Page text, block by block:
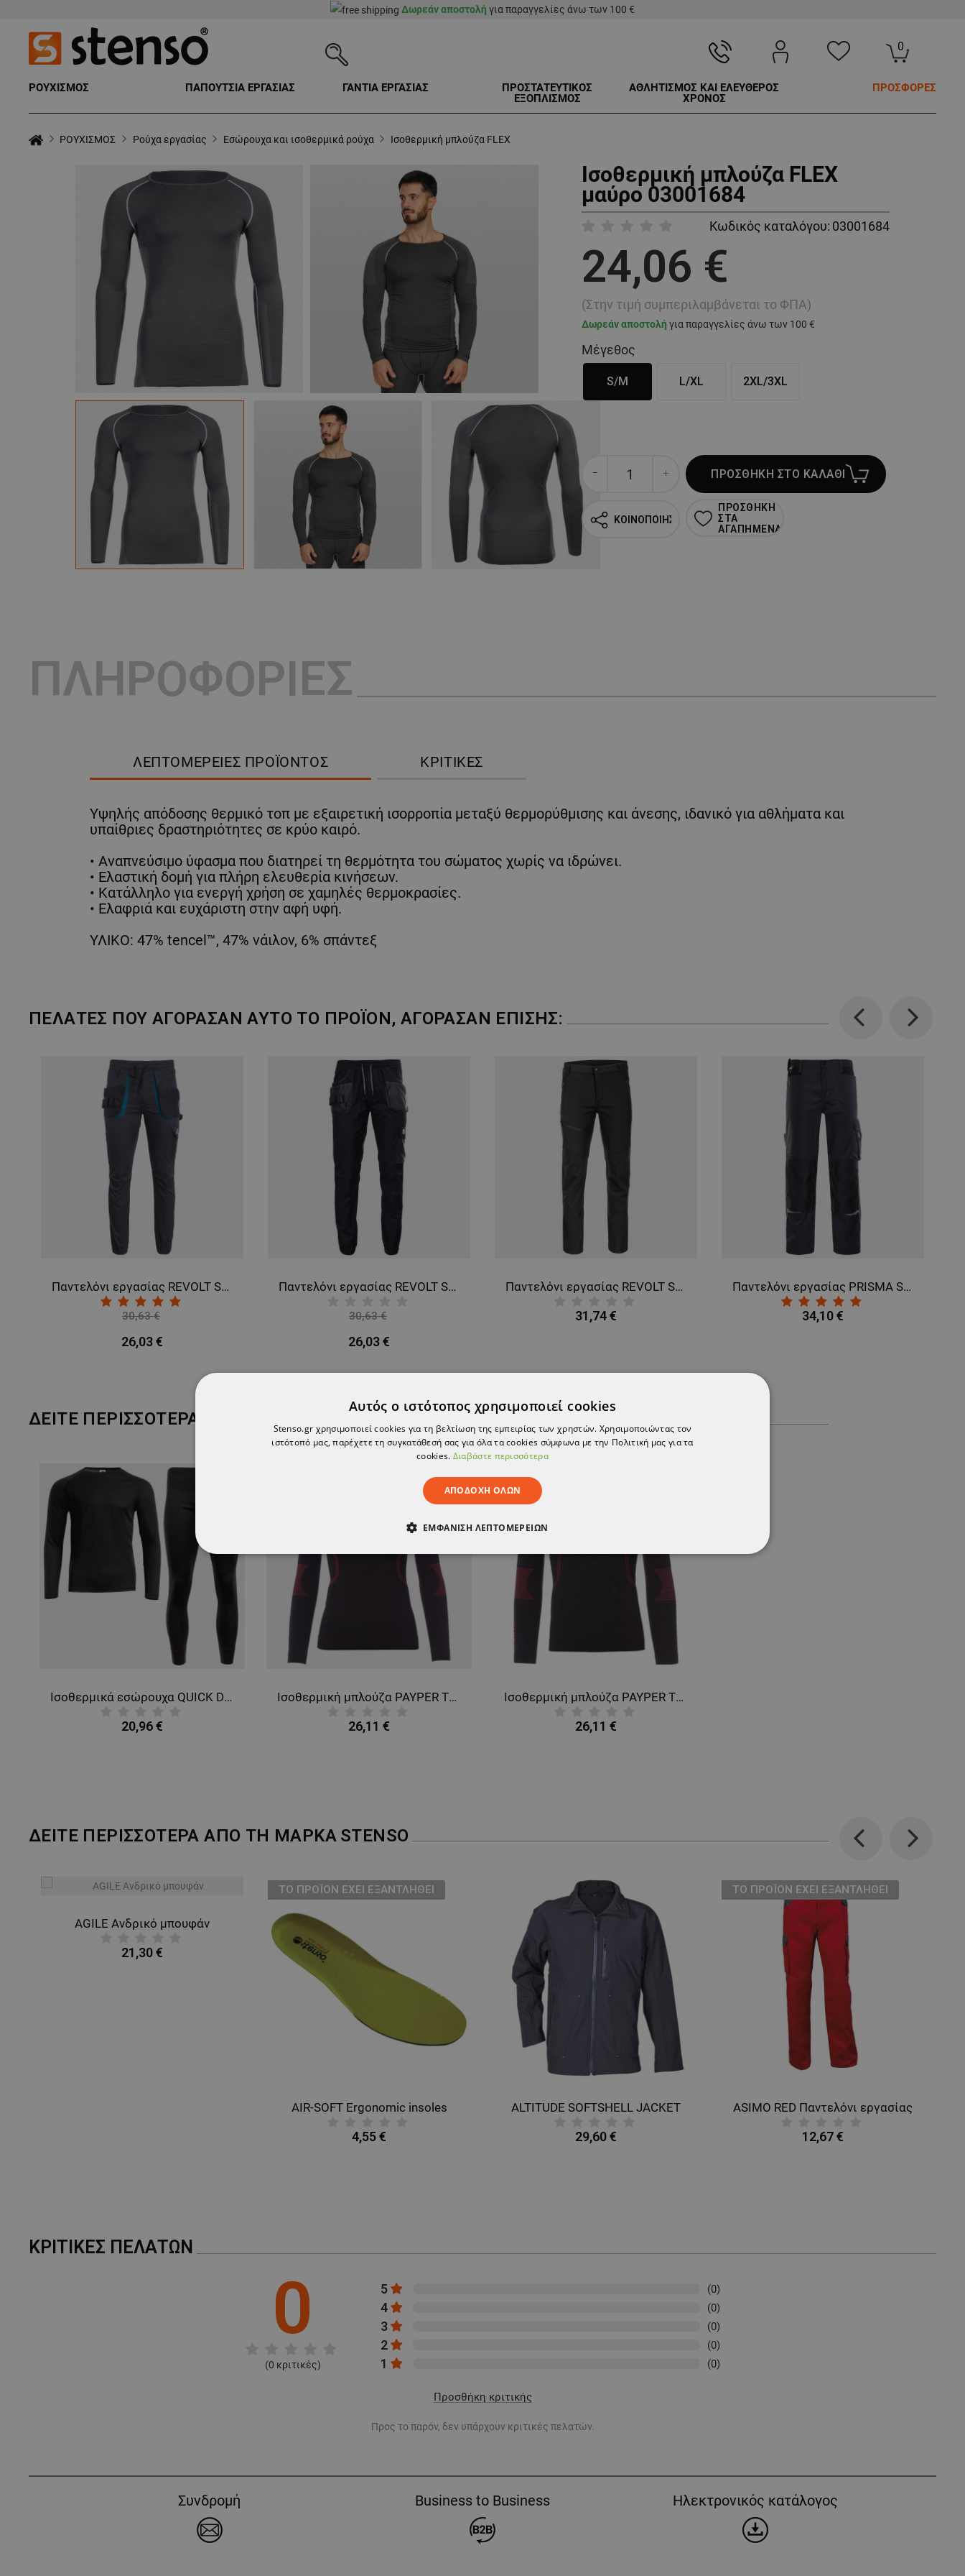
Δωρεάν αποστολή για παραγγελίες άνω των 100 €
0
ΡΟΥΧΙΣΜΟΣ ΠΑΠΟΥΤΣΙΑ ΕΡΓΑΣΙΑΣ ΓΑΝΤΙΑ ΕΡΓΑΣΙΑΣ
ΠΡΟΣΤΑΤΕΥΤΙΚΟΣ
ΕΞΟΠΛΙΣΜΟΣ
ΑΘΛΗΤΙΣΜΟΣ ΚΑΙ ΕΛΕΥΘΕΡΟΣ
ΧΡΟΝΟΣ
ΠΡΟΣΦΟΡΕΣ
ΡΟΥΧΙΣΜΟΣ Ρούχα εργασίας Εσώρουχα και ισοθερμικά ρούχα Ισοθερμική μπλούζα FLEX
Ισοθερμική μπλούζα FLEX
μαύρο 03001684
Κωδικός καταλόγου: 03001684
24,06 €
(Στην τιμή συμπεριλαμβάνεται το ΦΠΑ)
Δωρεάν αποστολή για παραγγελίες άνω των 100 €
Μέγεθος
S/M L/XL 2XL/3XL
ΠΡΟΣΘΗΚΗ ΣΤΟ ΚΑΛΑΘΙ
ΚΟΙΝΟΠΟΙΗΣΗ
ΠΡΟΣΘΗΚΗ
ΣΤΑ
ΑΓΑΠΗΜΕΝΑ
ΠΛΗΡΟΦΟΡΙΕΣ
ΛΕΠΤΟΜΈΡΕΙΕΣ ΠΡΟΪΌΝΤΟΣ ΚΡΙΤΙΚΈΣ
Υψηλής απόδοσης θερμικό τοπ με εξαιρετική ισορροπία μεταξύ θερμορύθμισης και άνεσης, ιδανικό για αθλήματα και
υπαίθριες δραστηριότητες σε κρύο καιρό.
• Αναπνεύσιμο ύφασμα που διατηρεί τη θερμότητα του σώματος χωρίς να ιδρώνει.
• Ελαστική δομή για πλήρη ελευθερία κινήσεων.
• Κατάλληλο για ενεργή χρήση σε χαμηλές θερμοκρασίες.
• Ελαφριά και ευχάριστη στην αφή υφή.
ΥΛΙΚΟ: 47% tencel™, 47% νάιλον, 6% σπάντεξ
ΠΕΛΆΤΕΣ ΠΟΥ ΑΓΌΡΑΣΑΝ ΑΥΤΌ ΤΟ ΠΡΟΪΌΝ, ΑΓΌΡΑΣΑΝ ΕΠΊΣΗΣ:
Previous
Παντελόνι εργασίας REVOLT SPORT DARK GREY
30,63 €
26,03 €
Παντελόνι εργασίας REVOLT SPORT BLACK
30,63 €
26,03 €
Παντελόνι εργασίας REVOLT SOFTSHELL BLACK
31,74 €
Παντελόνι εργασίας PRISMA SPANDEX GREY/BLACK
34,10 €
Next
ΔΕΊΤΕ ΠΕΡΙΣΣΌΤΕΡΑ
Ισοθερμικά εσώρουχα QUICK DRY
20,96 €
Ισοθερμική μπλούζα PAYPER THERMO PRO LADY 240 LS
26,11 €
Ισοθερμική μπλούζα PAYPER THERMO PRO 240 LS
26,11 €
ΔΕΙΤΕ ΠΕΡΙΣΣΟΤΕΡΑ ΑΠΟ ΤΗ ΜΑΡΚΑ STENSO
Previous
AGILE Ανδρικό μπουφάν
21,30 €
ТΟ ΠΡΟΪΌΝ ΈΧΕΙ ΕΞΑΝΤΛΗΘΕΊ
AIR-SOFT Ergonomic insoles
4,55 €
ALTITUDE SOFTSHELL JACKET
29,60 €
ТΟ ΠΡΟΪΌΝ ΈΧΕΙ ΕΞΑΝΤΛΗΘΕΊ
ASIMO RED Παντελόνι εργασίας
12,67 €
Next
ΚΡΙΤΙΚΈΣ ΠΕΛΑΤΏΝ
0
(0 κριτικές)
5 (0)
4 (0)
3 (0)
2 (0)
1 (0)
Προσθήκη κριτικής
Προς το παρόν, δεν υπάρχουν κριτικές πελατών.
Συνδρομή Business to Business Ηλεκτρονικός κατάλογος
Αυτός ο ιστότοπος χρησιμοποιεί cookies
Stenso.gr χρησιμοποιεί cookies για τη βελτίωση της εμπειρίας των χρηστών. Χρησιμοποιώντας τον
ιστότοπό μας, παρέχετε τη συγκατάθεσή σας για όλα τα cookies σύμφωνα με την Πολιτική μας για τα
cookies. Διαβάστε περισσότερα
ΑΠΟΔΟΧΉ ΌΛΩΝ
ΕΜΦΆΝΙΣΗ ΛΕΠΤΟΜΕΡΕΙΏΝ
ΑΠΟΛΎΤΩΣ ΑΠΑΡΑΊΤΗΤΑ ΑΠΌΔΟΣΗΣ ΣΤΌΧΕΥΣΗΣ ΛΕΙΤΟΥΡΓΙΚΌΤΗΤΑΣ
ΜΗ ΤΑΞΙΝΟΜΗΜΈΝΑ